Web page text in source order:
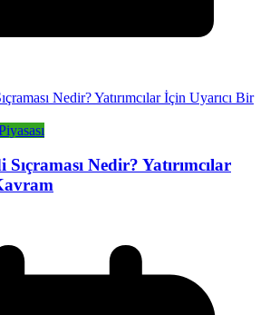
Nedir? Yatırımcılar